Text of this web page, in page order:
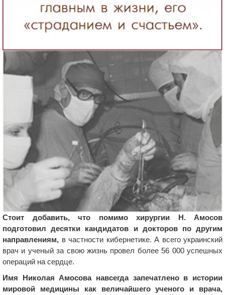
Стоит добавить, что помимо хирургии Н. Амосов
подготовил десятки кандидатов и докторов по другим
направлениям, в частности кибернетике. А всего украинский
врач и ученый за свою жизнь провел более 56 000 успешных
операций на сердце.
Имя Николая Амосова навсегда запечатлено в истории
мировой медицины как величайшего ученого и врача,